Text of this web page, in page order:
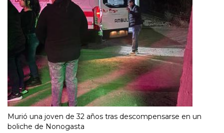
Murió una joven de 32 años tras descompensarse en un
boliche de Nonogasta